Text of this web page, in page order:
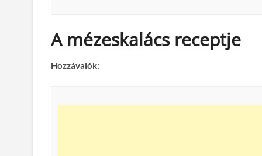
A mézeskalács receptje
Hozzávalók: